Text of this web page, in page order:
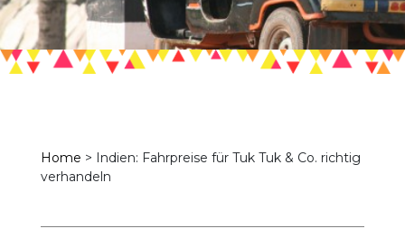
Home > Indien: Fahrpreise für Tuk Tuk & Co. richtig
verhandeln